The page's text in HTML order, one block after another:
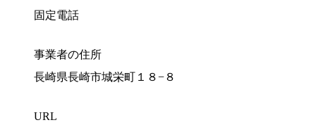
固定電話
事業者の住所
長崎県長崎市城栄町１８−８
URL